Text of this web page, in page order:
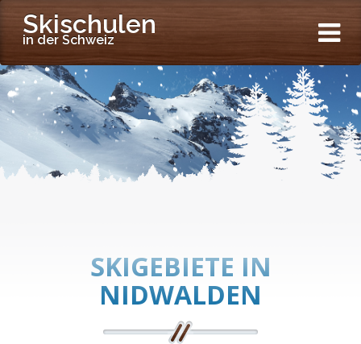
Skischulen
in der Schweiz
SKIGEBIETE IN
NIDWALDEN